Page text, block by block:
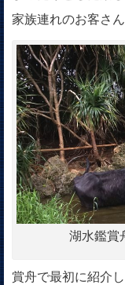
家族連れのお客さ
湖水鑑賞
賞舟で最初に紹介